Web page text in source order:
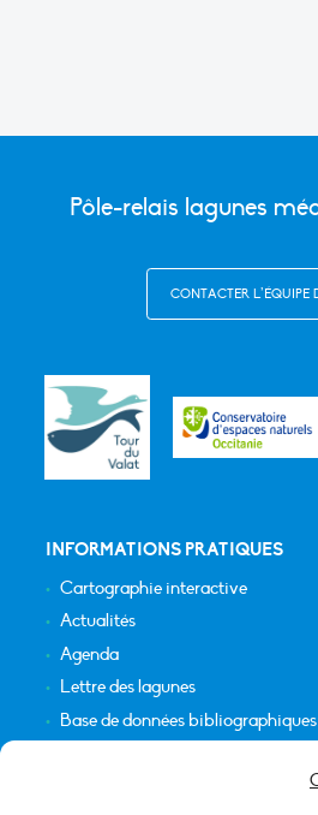
Pôle-relais lagunes
CONTACTER L’ÉQUIPE
INFORMATIONS PRATIQUES
Cartographie interactive
Actualités
Agenda
Lettre des lagunes
Base de données bibliographiques